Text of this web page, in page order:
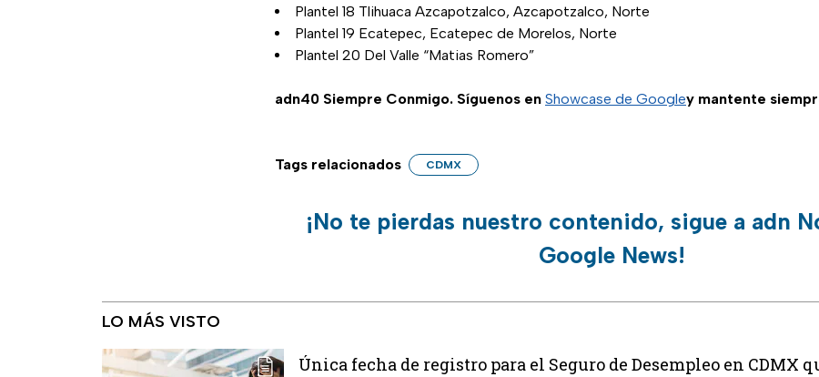
Plantel 18 Tlihuaca Azcapotzalco, Azcapotzalco, Norte
Plantel 19 Ecatepec, Ecatepec de Morelos, Norte
Plantel 20 Del Valle “Matias Romero”
adn40 Siempre Conmigo. Síguenos en Showcase de Googley mantente
Tags relacionados CDMX
¡No te pierdas nuestro contenido, sigue a adn
Google News!
LO MÁS VISTO
Única fecha de registro para el Seguro de Desempleo en CDMX